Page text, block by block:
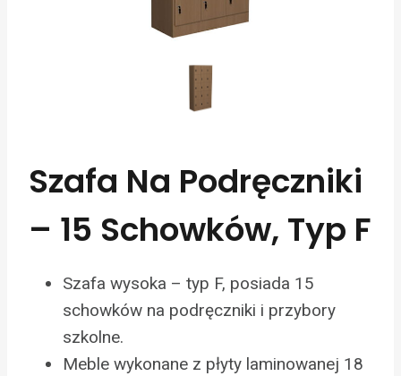
Szafa Na Podręczniki
– 15 Schowków, Typ F
Szafa wysoka – typ F, posiada 15
schowków na podręczniki i przybory
szkolne.
Meble wykonane z płyty laminowanej 18